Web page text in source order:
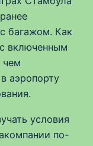
багажом. Как
включенным
чем
аэропорту
условия
по-